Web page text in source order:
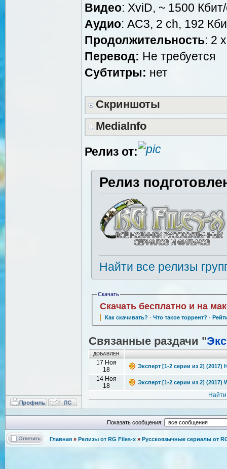
Видео: XviD, ~ 1500
Аудио: AC3, 2 ch, 192
Продолжительность: 2
Перевод: Не требуется
Субтитры: нет
Скриншоты
MediaInfo
Релиз от:
Релиз
Найти все релизы
Скачать
Скачать бесплатно и на
Как скачивать? · Что такое торрент? ·
Связанные раздачи "
ДОБАВЛЕН
17 Ноя
18
Эксперт [1-2 серии из 2] (2017)
14 Ноя
18
Эксперт [1-2 серии из 2] (2017)
Показать сообщения:
Главная » Релизы от RG Files-x » Русскоязычные сериалы от